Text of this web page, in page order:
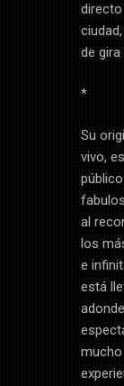
directo
de
*
Su
vivo,
al
los
e
está
mucho